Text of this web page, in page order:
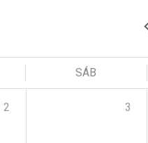
SÁB
2 3